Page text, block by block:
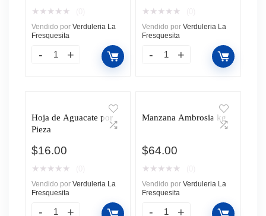
★ ★ ★ ★ ★
Vendido por Verduleria La
Fresquesita
★ ★ ★ ★ ★
Vendido por Verduleria La
Fresquesita
Hoja de Aguacate por
Pieza
$16.00
★ ★ ★ ★ ★
Vendido por Verduleria La
Fresquesita
Manzana Ambrosia kg
$64.00
★ ★ ★ ★ ★
Vendido por Verduleria La
Fresquesita